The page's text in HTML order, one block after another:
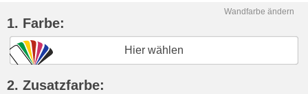
Wandfarbe ändern
1. Farbe:
Hier wählen
2. Zusatzfarbe: